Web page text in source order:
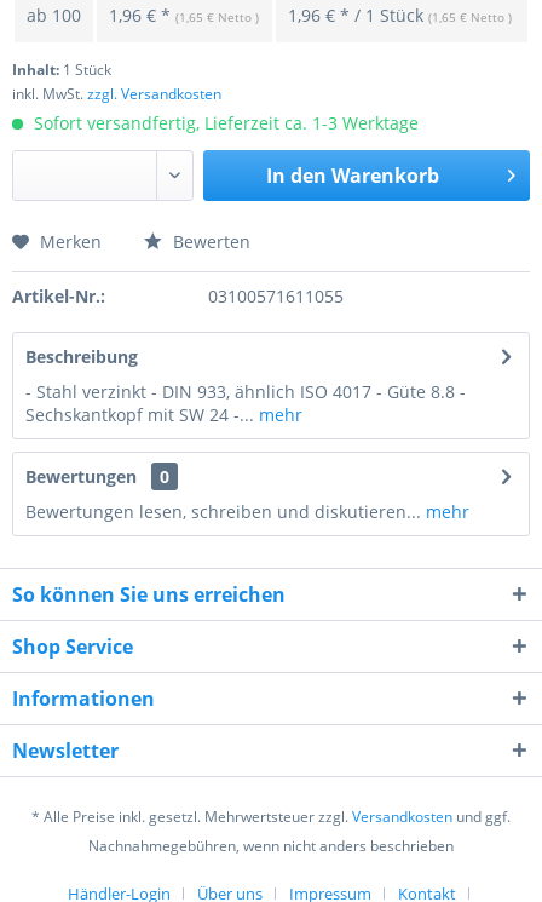
ab 100 1,96 € * (1,65 € Netto ) 1,96 € * / 1 Stück (1,65 € Netto )
Inhalt: 1 Stück
inkl. MwSt.zzgl. Versandkosten
Sofort versandfertig, Lieferzeit ca. 1-3 Werktage
In den Warenkorb
Preis anfragen
9 + 8 = ?
Ich habe dieDatenschutzerklärunggelesen,
Merken Bewerten
Artikel-Nr.: 03100571611055
Beschreibung
- Stahl verzinkt - DIN 933, ähnlich ISO 4017 - Güte 8.8 -
Sechskantkopf mit SW 24 -... mehr
Bewertungen
0
Bewertungen lesen, schreiben und diskutieren... mehr
So können Sie uns erreichen
Shop Service
Informationen
Newsletter
* Alle Preise inkl. gesetzl. Mehrwertsteuer zzgl.Versandkosten und ggf.
Nachnahmegebühren, wenn nicht anders beschrieben
Händler-Login Über uns Impressum Kontakt